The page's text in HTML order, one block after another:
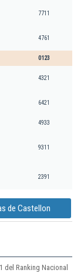
7711
4761
0123
4321
6421
4933
9311
2391
de Castellon
Ranking Nacional